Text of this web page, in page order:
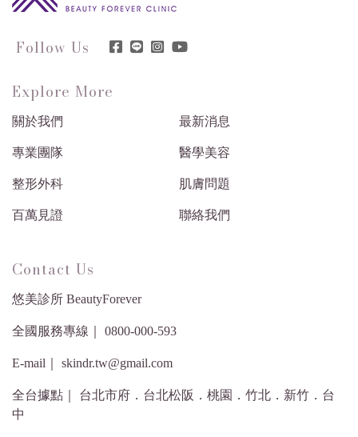
Follow Us
Explore More
關於我們 最新消息
專業團隊 醫學美容
整形外科 肌膚問題
百萬見證 聯絡我們
Contact Us
悠美診所 BeautyForever
全國服務專線｜ 0800-000-593
E-mail｜ skindr.tw@gmail.com
全台據點｜ 台北市府．台北松阪．桃園．竹北．新竹．台
中